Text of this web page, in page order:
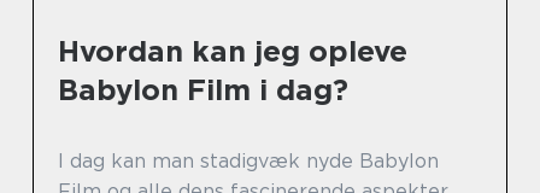
Hvordan kan jeg opleve
Babylon Film i dag?
I dag kan man stadigvæk nyde Babylon